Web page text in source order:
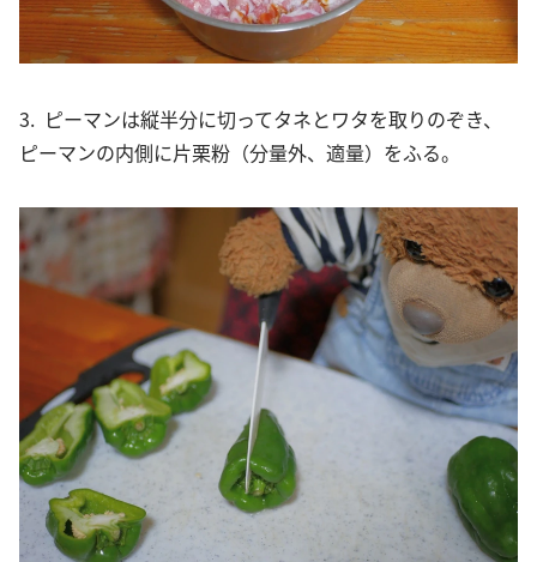
3. ピーマンは縦半分に切ってタネとワタを取りのぞき、
ピーマンの内側に片栗粉（分量外、適量）をふる。